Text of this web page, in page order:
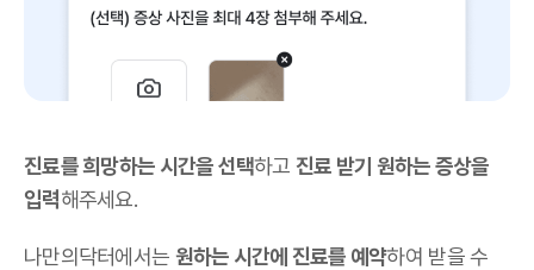
진료를 희망하는 시간을 선택하고 진료 받기 원하는 증상을
입력해주세요.
나만의닥터에서는 원하는 시간에 진료를 예약하여 받을 수